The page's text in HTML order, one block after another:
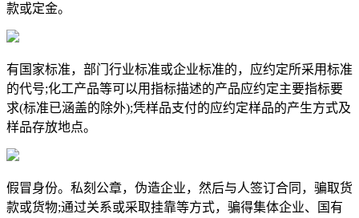
款或定金。
有国家标准，部门行业标准或企业标准的，应约定所采用标准
的代号;化工产品等可以用指标描述的产品应约定主要指标要
求(标准已涵盖的除外);凭样品支付的应约定样品的产生方式及
样品存放地点。
假冒身份。私刻公章，伪造企业，然后与人签订合同，骗取货
款或货物;通过关系或采取挂靠等方式，骗得集体企业、国有